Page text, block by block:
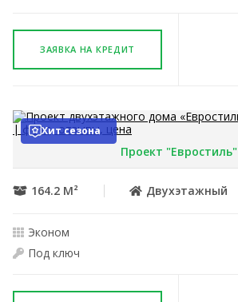
ЗАЯВКА НА КРЕДИТ
Хит сезона
Проект "Евростиль"
164.2 М² Двухэтажный
Эконом
Под ключ